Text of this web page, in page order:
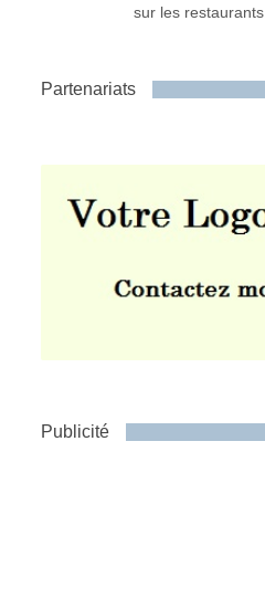
sur les restaurants
Partenariats
Publicité